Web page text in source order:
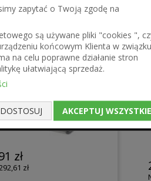
zapytać o Twoją zgodę na
są używane pliki "cookies ",
końcowym Klienta w związku
na celu poprawne działanie stron
ułatwiającą sprzedaż.
DOSTOSUJ AKCEPTUJ WSZYSTKIE
zł
292,61 zł